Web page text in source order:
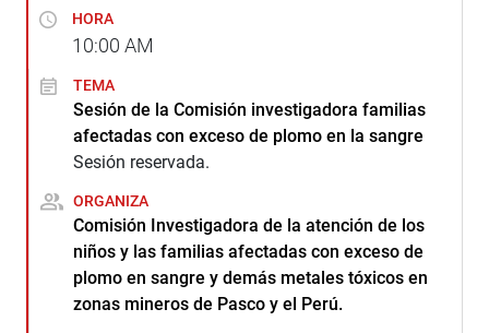
HORA
10:00 AM
TEMA
Sesión de la Comisión investigadora familias
afectadas con exceso de plomo en la sangre
Sesión reservada.
ORGANIZA
Comisión Investigadora de la atención de los
niños y las familias afectadas con exceso de
plomo en sangre y demás metales tóxicos en
zonas mineros de Pasco y el Perú.